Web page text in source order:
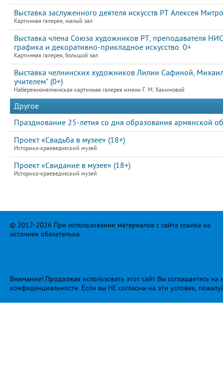
Выставка заслуженного деятеля искусств РТ Алексея
Картинная галерея, малый зал
Выставка члена Союза художников РТ, преподавателя
графика и декоративно-прикладное искусство. 0+
Картинная галерея, большой зал
Выставка челнинских художников Лилии Сафиной,
учителем" (0+)
Набережночелнинская картинная галерея имени Г. М. Хакимовой
Другое
Празднование 25-летия со дня образования армянской
Проект «Свадьба в музее» (18+)
Историко-краеведческий музей
Проект «Свидание в музее» (18+)
Историко-краеведческий музей
© 2012-2026 При использовании материалов с сайта ссылка на
источник обязательна.
Внимание! Продолжая использовать этот сайт Вы соглашаетесь
конфиденциальности. Если вы НЕ согласны на эти условия,